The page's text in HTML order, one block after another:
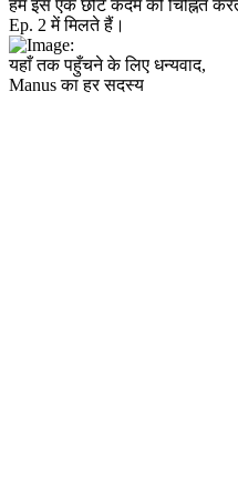
हम इस एक छोटे कदम को चिह्नित
Ep. 2 में मिलते हैं।
यहाँ तक पहुँचने के लिए धन्यवाद,
Manus का हर सदस्य